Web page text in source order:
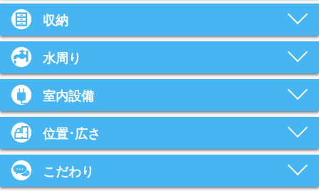
収納
水周り
室内設備
位置･広さ
こだわり